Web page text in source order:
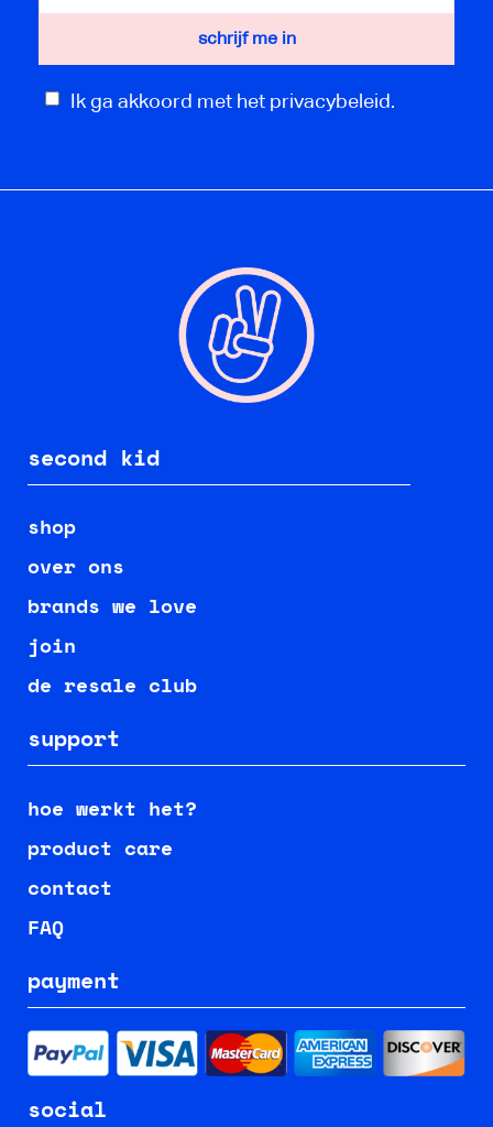
Ik ga akkoord met het privacybeleid.
second kid
shop
over ons
brands we love
join
de resale club
support
hoe werkt het?
product care
contact
FAQ
payment
social